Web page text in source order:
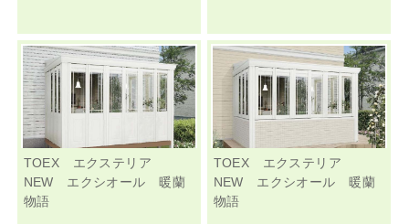
TOEX エクステリア
NEW エクシオール 暖蘭
物語
TOEX エクステリア
NEW エクシオール 暖蘭
物語